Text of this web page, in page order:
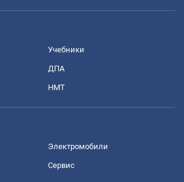
Учебники
ДПА
НМТ
Электромобили
Сервис